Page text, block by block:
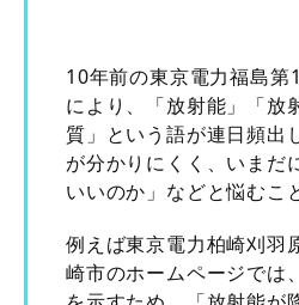
10年前の東京電力福島第
により、「放射能」「放
質」という語が連日頻出
が分かりにくく、いまだ
いいのか」などと悩むこ
例えば東京電力柏崎刈羽
崎市のホームページでは